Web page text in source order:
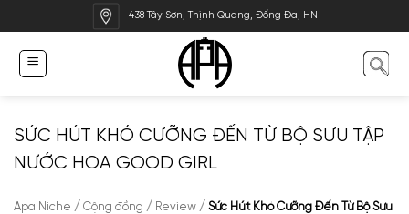
qua
dung
438 Tây Sơn, Thịnh Quang, Đống Đa, HN
SỨC HÚT KHÓ CƯỠNG ĐẾN TỪ BỘ SƯU TẬP
NƯỚC HOA GOOD GIRL
Apa Niche / Cộng đồng / Review / Sức Hút Khó Cưỡng Đến Từ Bộ Sưu